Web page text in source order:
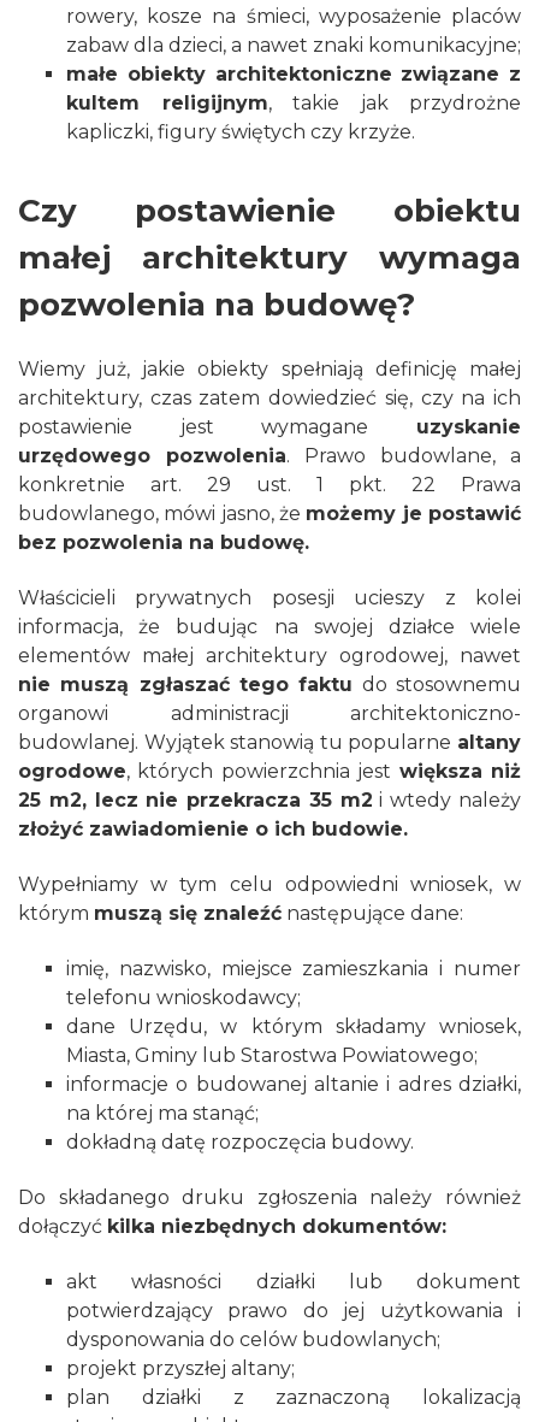
rowery, kosze na śmieci, wyposażenie placów
zabaw dla dzieci, a nawet znaki komunikacyjne;
małe obiekty architektoniczne związane z
kultem religijnym, takie jak przydrożne
kapliczki, figury świętych czy krzyże.
Czy postawienie obiektu
małej architektury wymaga
pozwolenia na budowę?
Wiemy już, jakie obiekty spełniają definicję małej
architektury, czas zatem dowiedzieć się, czy na ich
postawienie jest wymagane uzyskanie
urzędowego pozwolenia. Prawo budowlane, a
konkretnie art. 29 ust. 1 pkt. 22 Prawa
budowlanego, mówi jasno, że możemy je postawić
bez pozwolenia na budowę.
Właścicieli prywatnych posesji ucieszy z kolei
informacja, że budując na swojej działce wiele
elementów małej architektury ogrodowej, nawet
nie muszą zgłaszać tego faktu do stosownemu
organowi administracji architektoniczno-
budowlanej. Wyjątek stanowią tu popularne altany
ogrodowe, których powierzchnia jest większa niż
25 m2, lecz nie przekracza 35 m2 i wtedy należy
złożyć zawiadomienie o ich budowie.
Wypełniamy w tym celu odpowiedni wniosek, w
którym muszą się znaleźć następujące dane:
imię, nazwisko, miejsce zamieszkania i numer
telefonu wnioskodawcy;
dane Urzędu, w którym składamy wniosek,
Miasta, Gminy lub Starostwa Powiatowego;
informacje o budowanej altanie i adres działki,
na której ma stanąć;
dokładną datę rozpoczęcia budowy.
Do składanego druku zgłoszenia należy również
dołączyć kilka niezbędnych dokumentów:
akt własności działki lub dokument
potwierdzający prawo do jej użytkowania i
dysponowania do celów budowlanych;
projekt przyszłej altany;
plan działki z zaznaczoną lokalizacją